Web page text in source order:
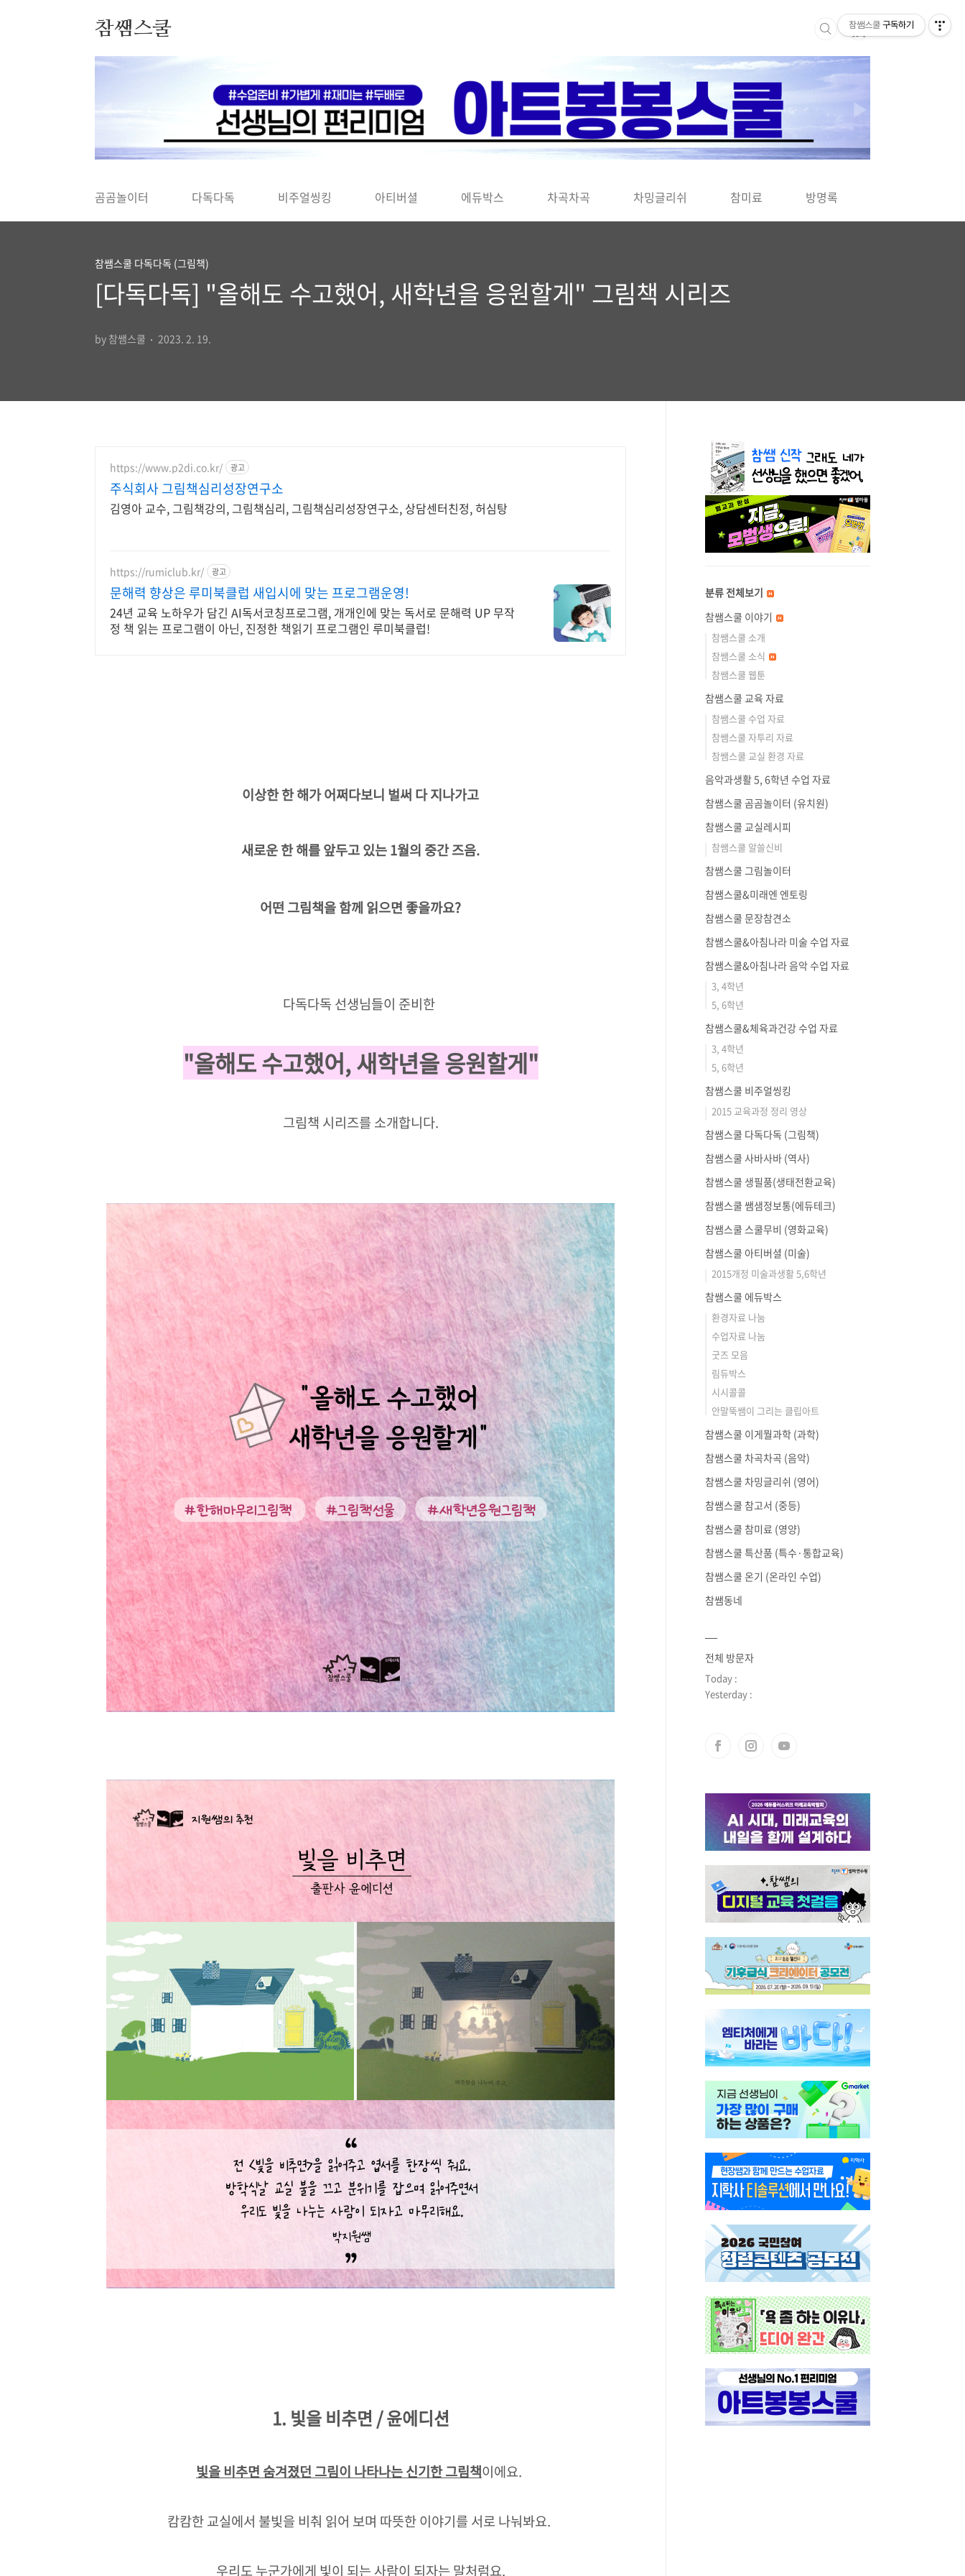
참쌤스쿨
◀ ▶
곰곰놀이터 다독다독 비주얼씽킹 아티버셜 에듀박스 차곡차곡 차밍글리쉬 참미료 방명록
참쌤스쿨 다독다독 (그림책)
[다독다독] "올해도 수고했어, 새학년을 응원할게" 그림책 시리즈
by 참쌤스쿨 2023. 2. 19.
https://www.p2di.co.kr/ 광고
주식회사 그림책심리성장연구소
김영아 교수, 그림책강의, 그림책심리, 그림책심리성장연구소, 상담센터친정, 허심탕
https://rumiclub.kr/ 광고
문해력 향상은 루미북클럽 새입시에 맞는 프로그램운영!
24년 교육 노하우가 담긴 AI독서코칭프로그램, 개개인에 맞는 독서로 문해력 UP 무작
정 책 읽는 프로그램이 아닌, 진정한 책읽기 프로그램인 루미북클럽!
이상한 한 해가 어쩌다보니 벌써 다 지나가고
새로운 한 해를 앞두고 있는 1월의 중간 즈음.
어떤 그림책을 함께 읽으면 좋을까요?
다독다독 선생님들이 준비한
"올해도 수고했어, 새학년을 응원할게"
그림책 시리즈를 소개합니다.
1. 빛을 비추면 / 윤에디션
빛을 비추면 숨겨졌던 그림이 나타나는 신기한 그림책이에요.
캄캄한 교실에서 불빛을 비춰 읽어 보며 따뜻한 이야기를 서로 나눠봐요.
우리도 누군가에게 빛이 되는 사람이 되자는 말처럼요.
분류 전체보기
참쌤스쿨 이야기
참쌤스쿨 소개
참쌤스쿨 소식
참쌤스쿨 웹툰
참쌤스쿨 교육 자료
참쌤스쿨 수업 자료
참쌤스쿨 자투리 자료
참쌤스쿨 교실 환경 자료
음악과생활 5, 6학년 수업 자료
참쌤스쿨 곰곰놀이터 (유치원)
참쌤스쿨 교실레시피
참쌤스쿨 알쓸신비
참쌤스쿨 그림놀이터
참쌤스쿨&미래엔 엔토링
참쌤스쿨 문장참견소
참쌤스쿨&아침나라 미술 수업 자료
참쌤스쿨&아침나라 음악 수업 자료
3, 4학년
5, 6학년
참쌤스쿨&체육과건강 수업 자료
3, 4학년
5, 6학년
참쌤스쿨 비주얼씽킹
2015 교육과정 정리 영상
참쌤스쿨 다독다독 (그림책)
참쌤스쿨 사바사바 (역사)
참쌤스쿨 생필품(생태전환교육)
참쌤스쿨 쌤샘정보통(에듀테크)
참쌤스쿨 스쿨무비 (영화교육)
참쌤스쿨 아티버셜 (미술)
2015개정 미술과생활 5,6학년
참쌤스쿨 에듀박스
환경자료 나눔
수업자료 나눔
굿즈 모음
림듀박스
시시콜콜
안말뚝쌤이 그리는 클립아트
참쌤스쿨 이게뭘과학 (과학)
참쌤스쿨 차곡차곡 (음악)
참쌤스쿨 차밍글리쉬 (영어)
참쌤스쿨 참고서 (중등)
참쌤스쿨 참미료 (영양)
참쌤스쿨 특산품 (특수·통합교육)
참쌤스쿨 온기 (온라인 수업)
참쌤동네
전체 방문자
Today :
Yesterday :
참쌤스쿨 구독하기